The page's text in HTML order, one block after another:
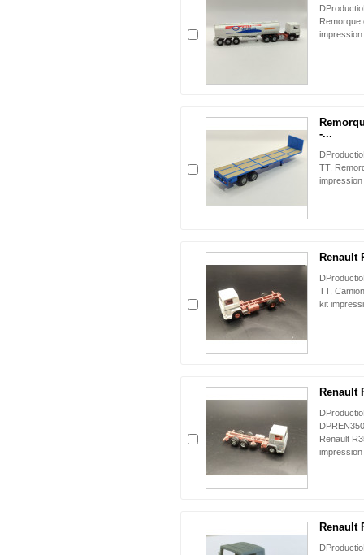
Remorque
-...
TT,
Renault
TT,
kit
Renault
Renault
Renault